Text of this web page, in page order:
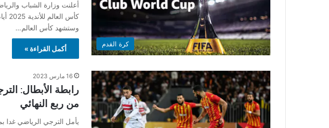
كرة القدم
أعلنت وزارة الشباب
وستشهد كأس العالم…
أكمل القراءة »
16 مارس 2023
رابطة الأبطال:
من ربع النهائي
يأمل الترجي الرياضي غدا